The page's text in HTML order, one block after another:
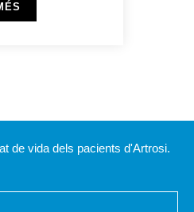
de vida dels pacients d'Artrosi.